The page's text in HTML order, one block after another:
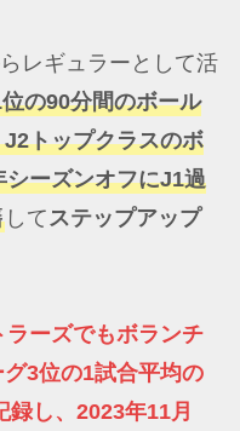
レギュラーとして活
の90分間のボール
トップクラスのボ
ーズンオフにJ1過
してステップアップ
ラーズでもボランチ
3位の1試合平均の
し、2023年11月